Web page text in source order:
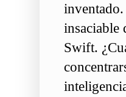
inventado.
insaciable
Swift.